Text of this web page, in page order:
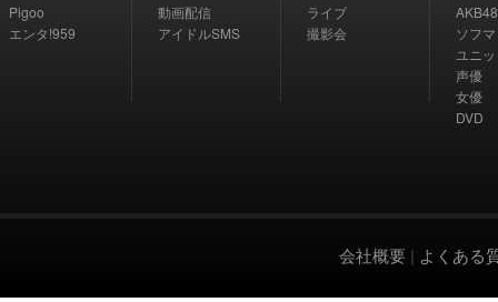
Pigoo
エンタ!959
動画配信
アイドルSMS
ライブ
撮影会
AKB48
ソフ
ユニ
声優
女優
DVD
会社概要 | よくある